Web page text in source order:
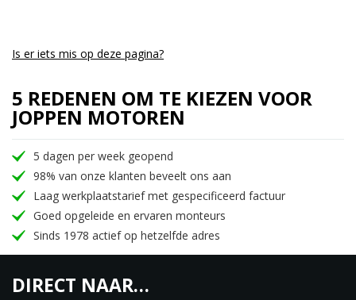
Is er iets mis op deze pagina?
5 REDENEN OM TE KIEZEN VOOR
JOPPEN MOTOREN
5 dagen per week geopend
98% van onze klanten beveelt ons aan
Laag werkplaatstarief met gespecificeerd factuur
Goed opgeleide en ervaren monteurs
Sinds 1978 actief op hetzelfde adres
DIRECT NAAR…